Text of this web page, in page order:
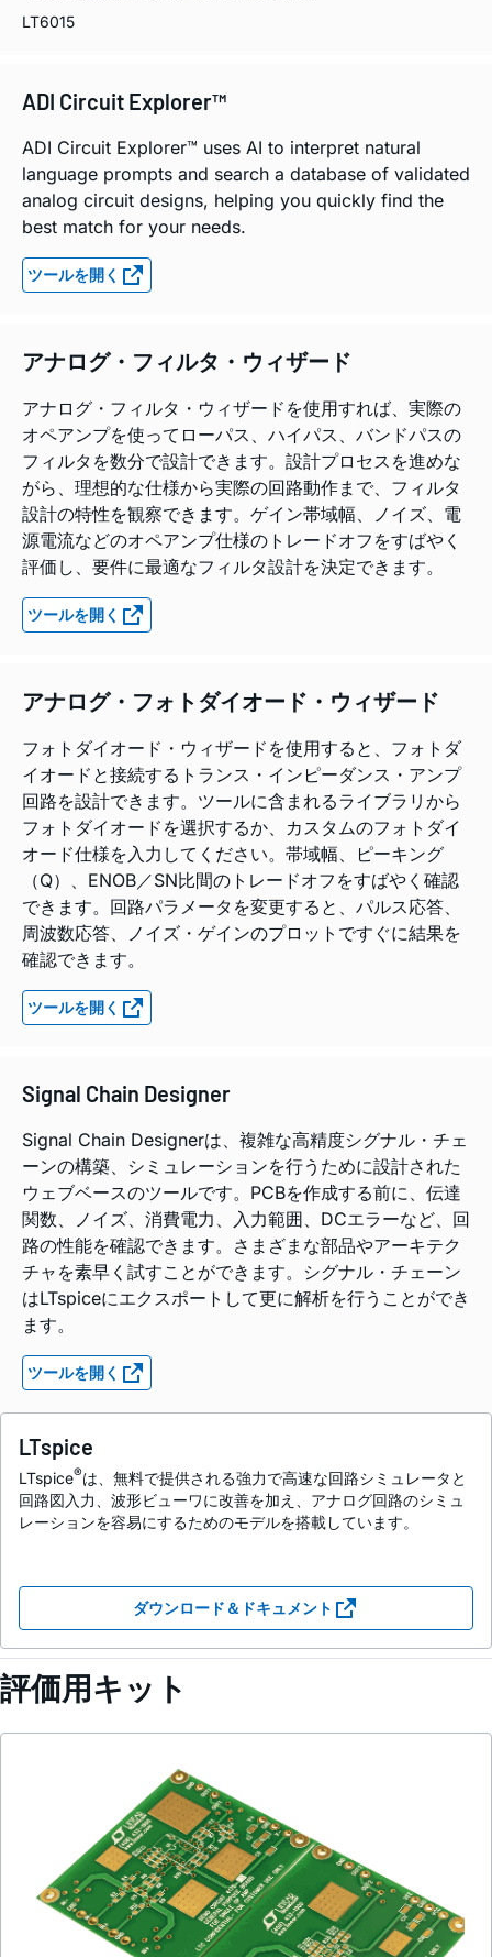
LT6015
ADI Circuit Explorer™
ADI Circuit Explorer™ uses AI to interpret natural
language prompts and search a database of validated
analog circuit designs, helping you quickly find the
best match for your needs.
ツールを開く
アナログ・フィルタ・ウィザード
アナログ・フィルタ・ウィザードを使用すれば、実際の
オペアンプを使ってローパス、ハイパス、バンドパスの
フィルタを数分で設計できます。設計プロセスを進めな
がら、理想的な仕様から実際の回路動作まで、フィルタ
設計の特性を観察できます。ゲイン帯域幅、ノイズ、電
源電流などのオペアンプ仕様のトレードオフをすばやく
評価し、要件に最適なフィルタ設計を決定できます。
ツールを開く
アナログ・フォトダイオード・ウィザード
フォトダイオード・ウィザードを使用すると、フォトダ
イオードと接続するトランス・インピーダンス・アンプ
回路を設計できます。ツールに含まれるライブラリから
フォトダイオードを選択するか、カスタムのフォトダイ
オード仕様を入力してください。帯域幅、ピーキング
（Q）、ENOB／SN比間のトレードオフをすばやく確認
できます。回路パラメータを変更すると、パルス応答、
周波数応答、ノイズ・ゲインのプロットですぐに結果を
確認できます。
ツールを開く
Signal Chain Designer
Signal Chain Designerは、複雑な高精度シグナル・チェ
ーンの構築、シミュレーションを行うために設計された
ウェブベースのツールです。PCBを作成する前に、伝達
関数、ノイズ、消費電力、入力範囲、DCエラーなど、回
路の性能を確認できます。さまざまな部品やアーキテク
チャを素早く試すことができます。シグナル・チェーン
はLTspiceにエクスポートして更に解析を行うことができ
ます。
ツールを開く
LTspice
LTspice®は、無料で提供される強力で高速な回路シミュレータと
回路図入力、波形ビューワに改善を加え、アナログ回路のシミュ
レーションを容易にするためのモデルを搭載しています。
ダウンロード＆ドキュメント
評価用キット